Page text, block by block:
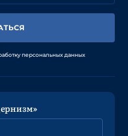
персональных данных